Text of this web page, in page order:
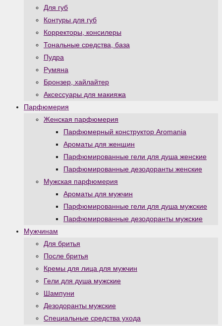
Для губ
Контуры для губ
Корректоры, консилеры
Тональные средства, база
Пудра
Румяна
Бронзер, хайлайтер
Аксессуары для макияжа
Парфюмерия
Женская парфюмерия
Парфюмерный конструктор Aromania
Ароматы для женщин
Парфюмированные гели для душа женские
Парфюмированные дезодоранты женские
Мужская парфюмерия
Ароматы для мужчин
Парфюмированные гели для душа мужские
Парфюмированные дезодоранты мужские
Мужчинам
Для бритья
После бритья
Кремы для лица для мужчин
Гели для душа мужские
Шампуни
Дезодоранты мужские
Специальные средства ухода